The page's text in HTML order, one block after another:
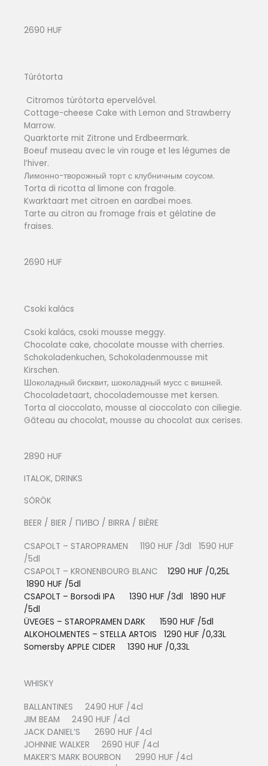
2690 HUF
Túrótorta
Citromos túrótorta epervelővel.
Cottage-cheese Cake with Lemon and Strawberry
Marrow.
Quarktorte mit Zitrone und Erdbeermark.
Boeuf museau avec le vin rouge et les légumes de
l’hiver.
Лимонно-творожный торт с клубничным соусом.
Torta di ricotta al limone con fragole.
Kwarktaart met citroen en aardbei moes.
Tarte au citron au fromage frais et gélatine de
fraises.
2690 HUF
Csoki kalács
Csoki kalács, csoki mousse meggy.
Chocolate cake, chocolate mousse with cherries.
Schokoladenkuchen, Schokoladenmousse mit
Kirschen.
Шоколадный бисквит, шоколадный мусс с вишней.
Chocoladetaart, chocolademousse met kersen.
Torta al cioccolato, mousse al cioccolato con ciliegie.
Gâteau au chocolat, mousse au chocolat aux cerises.
2890 HUF
ITALOK, DRINKS
SÖRÖK
BEER / BIER / ПИВО / BIRRA / BIÈRE
CSAPOLT – STAROPRAMEN 1190 HUF /3dl 1590 HUF
/5dl
CSAPOLT – KRONENBOURG BLANC 1290 HUF /0,25L
1890 HUF /5dl
CSAPOLT – Borsodi IPA 1390 HUF /3dl 1890 HUF
/5dl
ÜVEGES – STAROPRAMEN DARK 1590 HUF /5dl
ALKOHOLMENTES – STELLA ARTOIS 1290 HUF /0,33L
Somersby APPLE CIDER 1390 HUF /0,33L
WHISKY
BALLANTINES 2490 HUF /4cl
JIM BEAM 2490 HUF /4cl
JACK DANIEL’S 2690 HUF /4cl
JOHNNIE WALKER 2690 HUF /4cl
MAKER’S MARK BOURBON 2990 HUF /4cl